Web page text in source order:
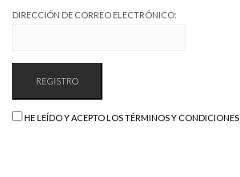
DIRECCIÓN DE CORREO ELECTRÓNICO:
HE LEÍDO Y ACEPTO LOS TÉRMINOS Y CONDICIONES